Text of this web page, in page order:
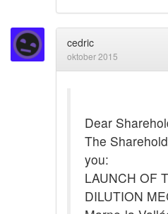
cedric
oktober 2015
Dear
The
you:
LAUNCH OF
DILUTION